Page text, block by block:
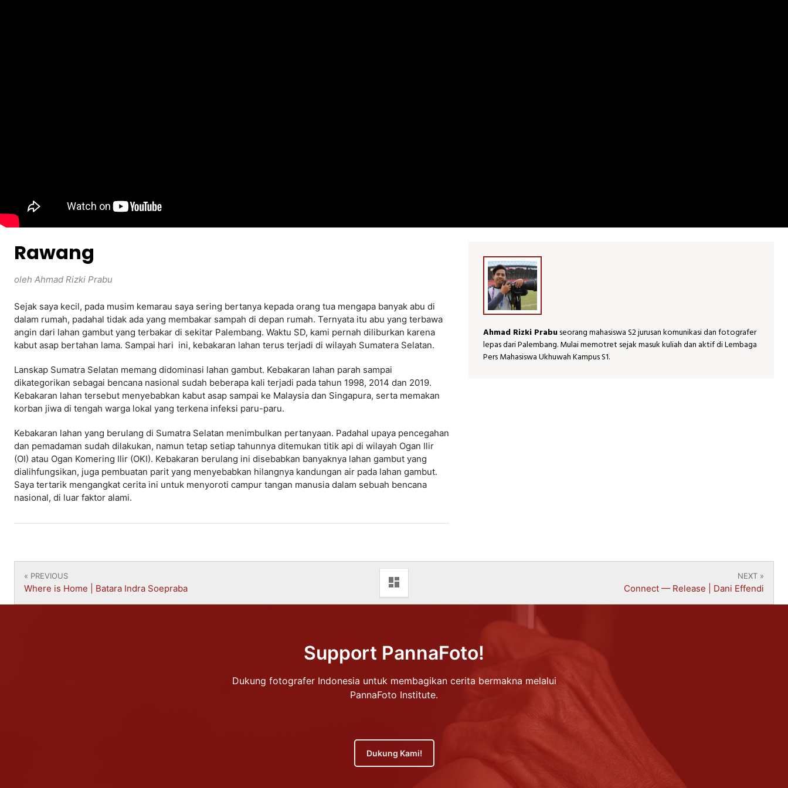
Rawang
oleh Ahmad Rizki Prabu
Sejak saya kecil, pada musim kemarau saya sering bertanya kepada orang tua mengapa banyak abu di
dalam rumah, padahal tidak ada yang membakar sampah di depan rumah. Ternyata itu abu yang terbawa
angin dari lahan gambut yang terbakar di sekitar Palembang. Waktu SD, kami pernah diliburkan karena
kabut asap bertahan lama. Sampai hari ini, kebakaran lahan terus terjadi di wilayah Sumatera Selatan.
Lanskap Sumatra Selatan memang didominasi lahan gambut. Kebakaran lahan parah sampai
dikategorikan sebagai bencana nasional sudah beberapa kali terjadi pada tahun 1998, 2014 dan 2019.
Kebakaran lahan tersebut menyebabkan kabut asap sampai ke Malaysia dan Singapura, serta memakan
korban jiwa di tengah warga lokal yang terkena infeksi paru-paru.
Kebakaran lahan yang berulang di Sumatra Selatan menimbulkan pertanyaan. Padahal upaya pencegahan
dan pemadaman sudah dilakukan, namun tetap setiap tahunnya ditemukan titik api di wilayah Ogan Ilir
(OI) atau Ogan Komering Ilir (OKI). Kebakaran berulang ini disebabkan banyaknya lahan gambut yang
dialihfungsikan, juga pembuatan parit yang menyebabkan hilangnya kandungan air pada lahan gambut.
Saya tertarik mengangkat cerita ini untuk menyoroti campur tangan manusia dalam sebuah bencana
nasional, di luar faktor alami.
Ahmad Rizki Prabuseorang mahasiswa S2 jurusan komunikasi dan fotografer
lepas dari Palembang. Mulai memotret sejak masuk kuliah dan aktif di Lembaga
Pers Mahasiswa Ukhuwah Kampus S1.
« PREVIOUS
Where is Home | Batara Indra Soepraba dashboard NEXT »
Connect — Release | Dani Effendi
Support PannaFoto!
Dukung fotografer Indonesia untuk membagikan cerita bermakna melalui
PannaFoto Institute.
Dukung Kami!